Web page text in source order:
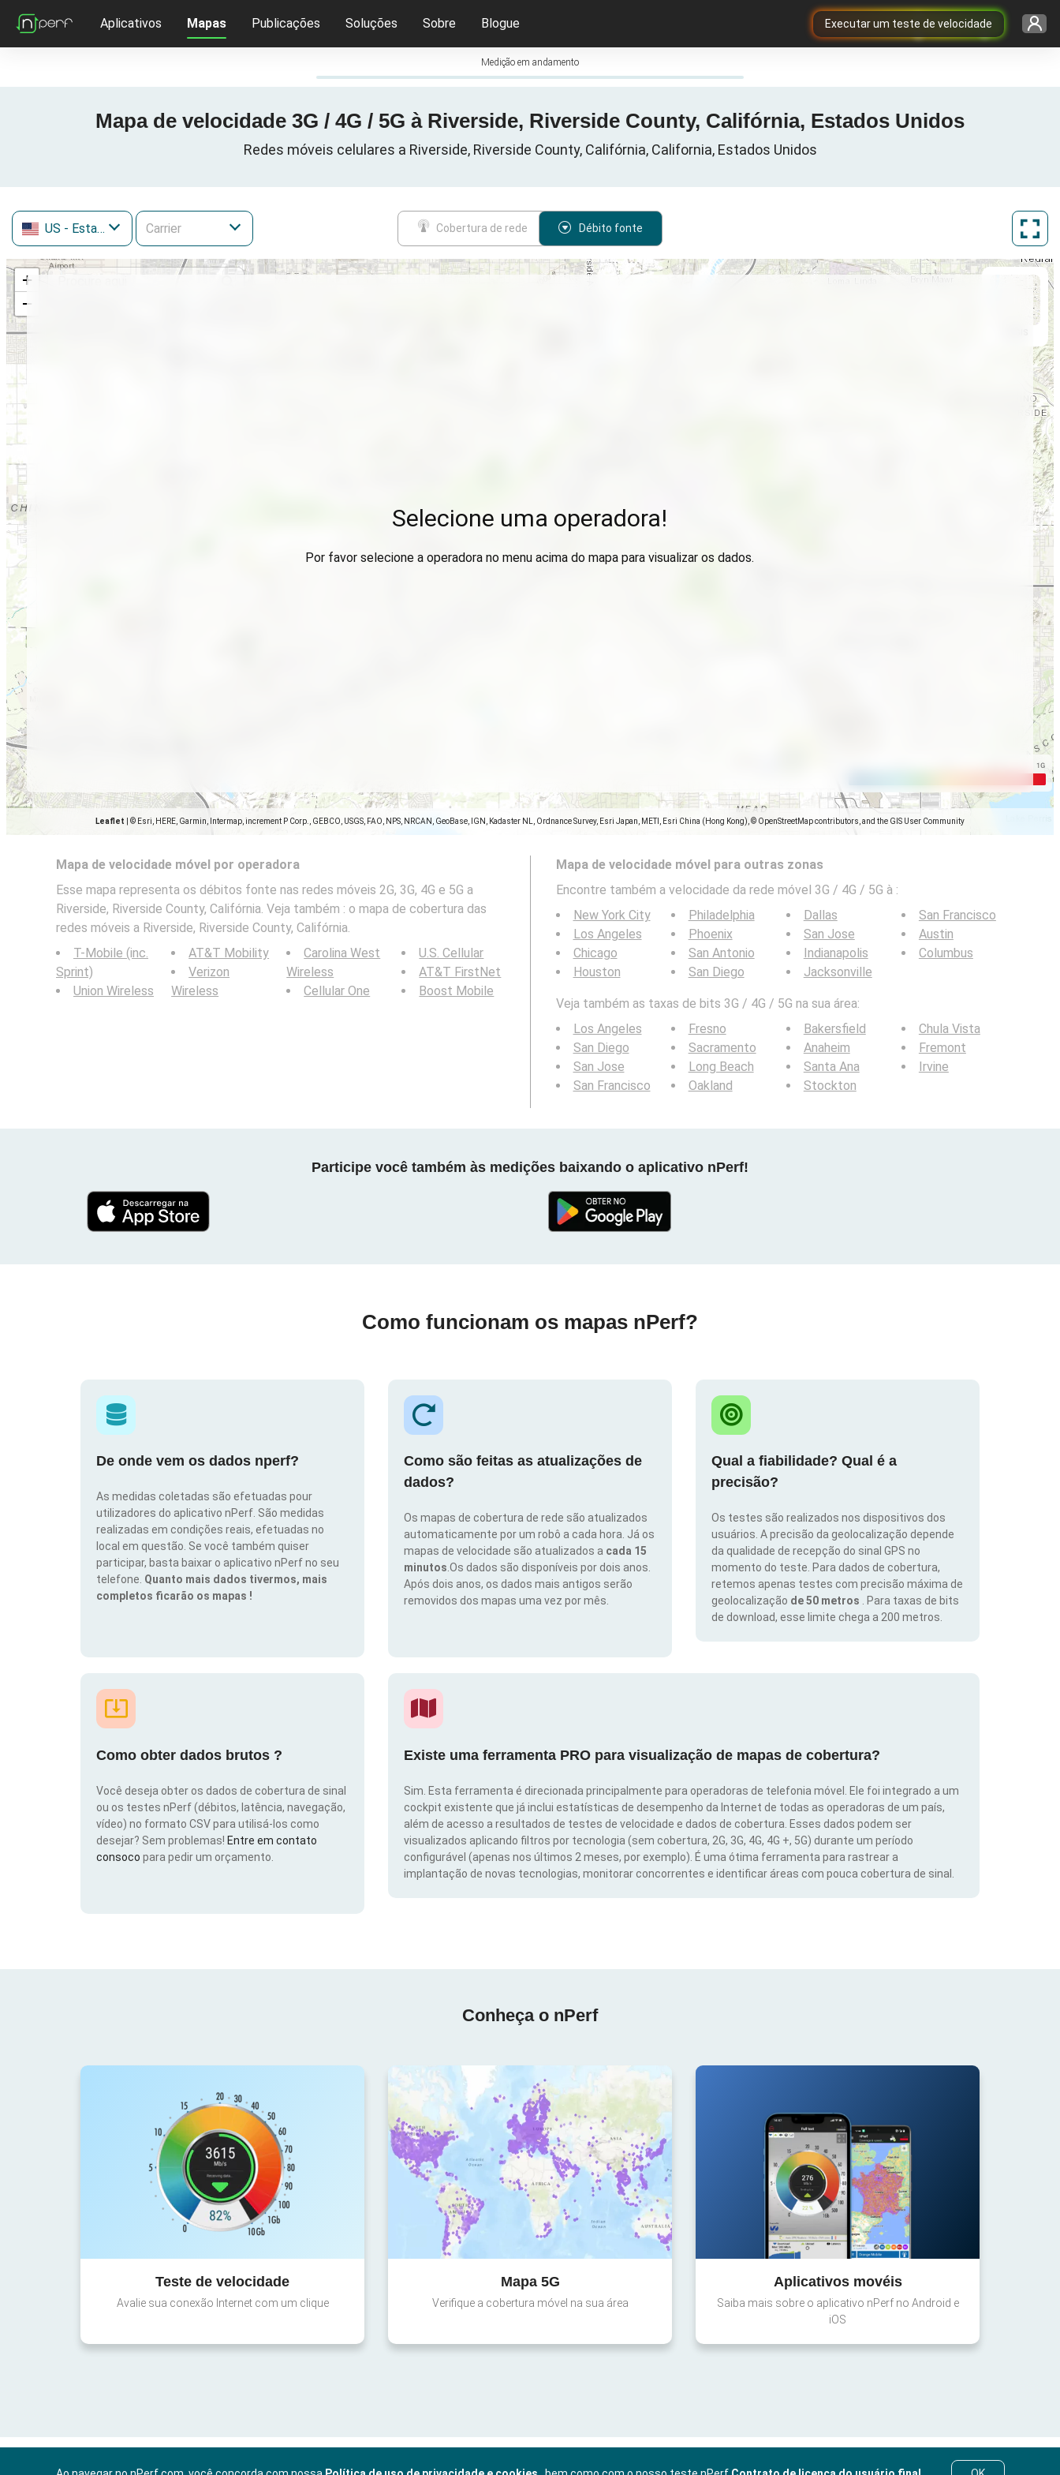
Executar um teste de velocidade
Aplicativos Mapas Publicações Soluções Sobre Blogue
Medição em andamento
Mapa de velocidade 3G / 4G / 5G à Riverside, Riverside County, Califórnia, Estados Unidos
Redes móveis celulares a Riverside, Riverside County, Califórnia, California, Estados Unidos
US - Estados Unidos Cobertura de rede Débito fonte
+
−
Leaflet © Esri, HERE, Garmin, Intermap, increment P Corp., GEBCO, USGS, FAO, NPS, NRCAN, GeoBase, IGN, Kadaster NL, Ordnance Survey, Esri Japan, METI, Esri China (Hong Kong), © OpenStreetMap contributors, and the GIS User Community
Selecione uma operadora!
Por favor selecione a operadora no menu acima do mapa para visualizar os dados.
Mapa de velocidade móvel por operadora
Esse mapa representa os débitos fonte nas redes móveis 2G, 3G, 4G e 5G a
Riverside, Riverside County, Califórnia. Veja também : o mapa de cobertura das
redes móveis a Riverside, Riverside County, Califórnia.
T-Mobile (inc.
Sprint)
Union Wireless
AT&T Mobility
Verizon
Wireless
Carolina West
Wireless
Cellular One
U.S. Cellular
AT&T FirstNet
Boost Mobile
Mapa de velocidade móvel para outras zonas
Encontre também a velocidade da rede móvel 3G / 4G / 5G à :
New York City
Los Angeles
Chicago
Houston
Philadelphia
Phoenix
San Antonio
San Diego
Dallas
San Jose
Indianapolis
Jacksonville
San Francisco
Austin
Columbus
Veja também as taxas de bits 3G / 4G / 5G na sua área:
Los Angeles
San Diego
San Jose
San Francisco
Fresno
Sacramento
Long Beach
Oakland
Bakersfield
Anaheim
Santa Ana
Stockton
Chula Vista
Fremont
Irvine
Participe você também às medições baixando o aplicativo nPerf!
Como funcionam os mapas nPerf?
De onde vem os dados nperf?
As medidas coletadas são efetuadas pour
utilizadores do aplicativo nPerf. São medidas
realizadas em condições reais, efetuadas no
local em questão. Se você também quiser
participar, basta baixar o aplicativo nPerf no seu
telefone. Quanto mais dados tivermos, mais
completos ficarão os mapas !
Como são feitas as atualizações de
dados?
Os mapas de cobertura de rede são atualizados
automaticamente por um robô a cada hora. Já os
mapas de velocidade são atualizados a cada 15
minutos .Os dados são disponíveis por dois anos.
Após dois anos, os dados mais antigos serão
removidos dos mapas uma vez por mês.
Qual a fiabilidade? Qual é a
precisão?
Os testes são realizados nos dispositivos dos
usuários. A precisão da geolocalização depende
da qualidade de recepção do sinal GPS no
momento do teste. Para dados de cobertura,
retemos apenas testes com precisão máxima de
geolocalização de 50 metros
. Para taxas de bits
de download, esse limite chega a 200 metros.
Como obter dados brutos ?
Você deseja obter os dados de cobertura de sinal
ou os testes nPerf (débitos, latência, navegação,
vídeo) no formato CSV para utilisá-los como
desejar? Sem problemas! Entre em contato
consoco para pedir um orçamento.
Existe uma ferramenta PRO para visualização de mapas de cobertura?
Sim. Esta ferramenta é direcionada principalmente para operadoras de telefonia móvel. Ele foi integrado a um
cockpit existente que já inclui estatísticas de desempenho da Internet de todas as operadoras de um país,
além de acesso a resultados de testes de velocidade e dados de cobertura. Esses dados podem ser
visualizados aplicando filtros por tecnologia (sem cobertura, 2G, 3G, 4G, 4G +, 5G) durante um período
configurável (apenas nos últimos 2 meses, por exemplo). É uma ótima ferramenta para rastrear a
implantação de novas tecnologias, monitorar concorrentes e identificar áreas com pouca cobertura de sinal.
Conheça o nPerf
Teste de velocidade
Avalie sua conexão Internet com um clique
Mapa 5G
Verifique a cobertura móvel na sua área
Aplicativos movéis
Saiba mais sobre o aplicativo nPerf no Android e
iOS